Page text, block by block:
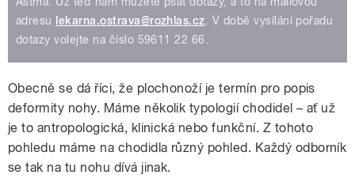
adresu
lekarna.ostrava@rozhlas.cz . V době vysílání pořadu
dotazy volejte na číslo 59611 22 66.
Obecně se dá říci, že plochonoží je termín pro popis
deformity nohy. Máme několik typologií chodidel – ať už
je to antropologická, klinická nebo funkční. Z tohoto
pohledu máme na chodidla různý pohled. Každý odborník
se tak na tu nohu dívá jinak.